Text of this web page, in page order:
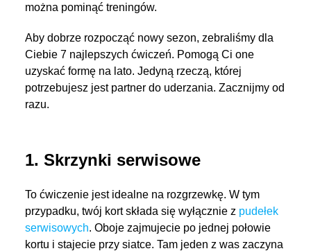
można pominąć treningów.
Aby dobrze rozpocząć nowy sezon, zebraliśmy dla
Ciebie 7 najlepszych ćwiczeń. Pomogą Ci one
uzyskać formę na lato. Jedyną rzeczą, której
potrzebujesz jest partner do uderzania. Zacznijmy od
razu.
1. Skrzynki serwisowe
To ćwiczenie jest idealne na rozgrzewkę. W tym
przypadku, twój kort składa się wyłącznie z pudełek
serwisowych. Oboje zajmujecie po jednej połowie
kortu i stajecie przy siatce. Tam jeden z was zaczyna